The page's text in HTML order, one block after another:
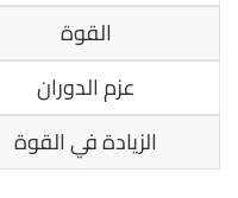
القوة
عزم الدوران
الزيادة في القوة